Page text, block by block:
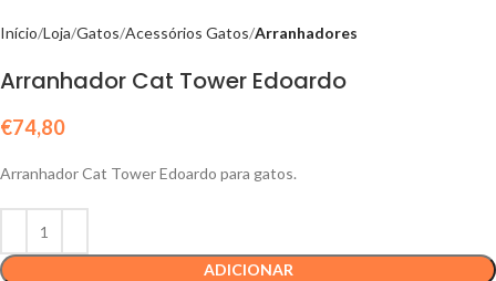
Início Loja Gatos Acessórios Gatos Arranhadores
Arranhador Cat Tower Edoardo
€74,80
Arranhador Cat Tower Edoardo para gatos.
ADICIONAR